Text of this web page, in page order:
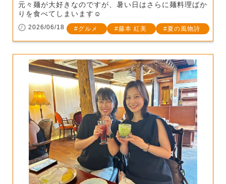
元々麺が大好きなのですが、暑い日はさらに麺料理ばか
りを食べてしまいます☺
2026/06/18 グルメ 藤本 紅美 夏の風物詩